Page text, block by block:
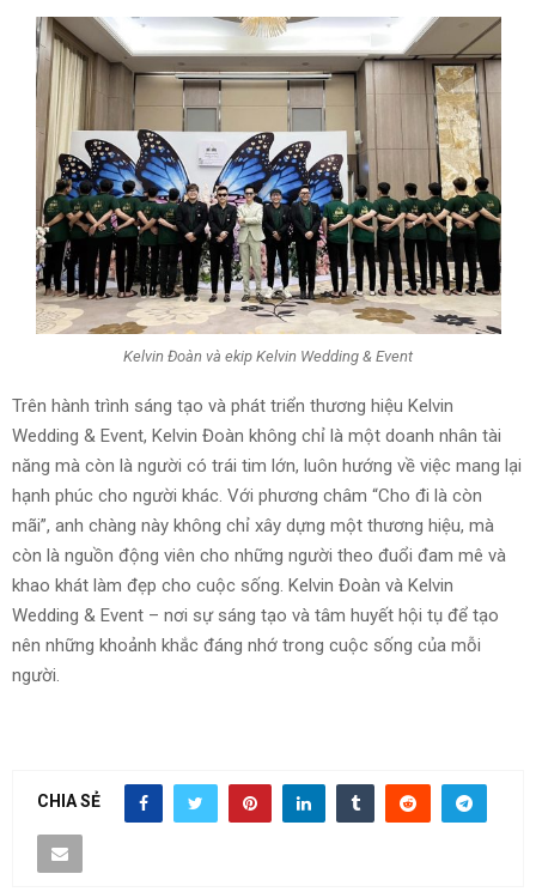
Kelvin Đoàn và ekip Kelvin Wedding & Event
Trên hành trình sáng tạo và phát triển thương hiệu Kelvin
Wedding & Event, Kelvin Đoàn không chỉ là một doanh nhân tài
năng mà còn là người có trái tim lớn, luôn hướng về việc mang lại
hạnh phúc cho người khác. Với phương châm “Cho đi là còn
mãi”, anh chàng này không chỉ xây dựng một thương hiệu, mà
còn là nguồn động viên cho những người theo đuổi đam mê và
khao khát làm đẹp cho cuộc sống. Kelvin Đoàn và Kelvin
Wedding & Event – nơi sự sáng tạo và tâm huyết hội tụ để tạo
nên những khoảnh khắc đáng nhớ trong cuộc sống của mỗi
người.
CHIA SẺ